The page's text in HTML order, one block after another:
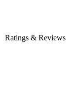
Ratings & Reviews